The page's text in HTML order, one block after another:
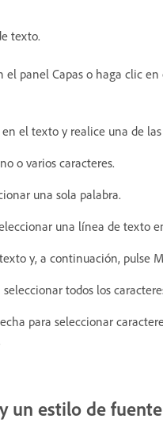
texto.
el panel Capas o haga clic
el texto y realice una de
o varios caracteres.
una sola palabra.
una línea de texto
y, a continuación, pulse
todos los
para seleccionar
un estilo de fuente